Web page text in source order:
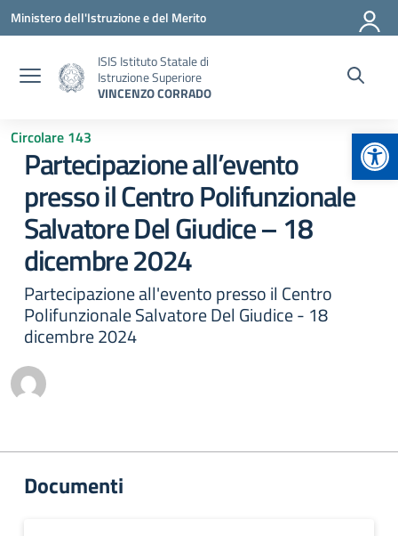
Vai ai contenuti
Vai al menu di navigazione
Vai al footer
Ministero dell'Istruzione e del Merito
ISIS Istituto Statale di
Istruzione Superiore
VINCENZO CORRADO
Circolare 143
Partecipazione all’evento
presso il Centro Polifunzionale
Salvatore Del Giudice – 18
dicembre 2024
Partecipazione all'evento presso il Centro
Polifunzionale Salvatore Del Giudice - 18
dicembre 2024
Documenti